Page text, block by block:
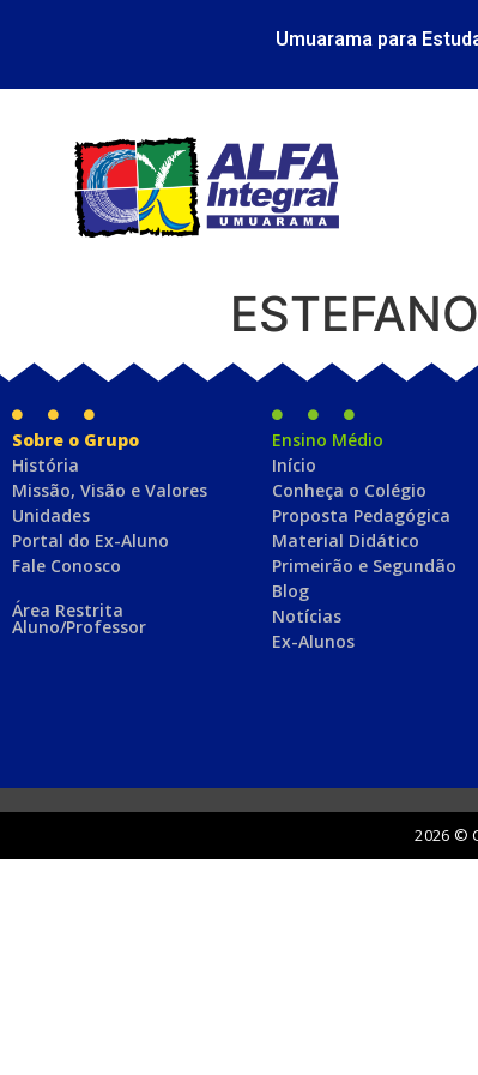
Umuarama para
Sobre o Grupo
História
Missão, Visão e Valores
Unidades
Portal do Ex-Aluno
Fale Conosco
Área Restrita
Aluno/Professor
Ensino Médio
Início
Conheça o Colégio
Proposta Pedagógica
Material Didático
Primeirão e Segundão
Blog
Notícias
Ex-Alunos
2026 ©